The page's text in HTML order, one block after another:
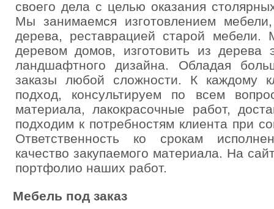
своего дела с целью оказания
Мы занимаемся изготовлением
дерева, реставрацией старой мебели.
деревом домов, изготовить из дерева
ландшафтного дизайна. Обладая
заказы любой сложности. К каждому
подход, консультируем по всем
материала, лакокрасочные работ,
подходим к потребностям клиента при
Ответственность ко срокам
качество закупаемого материала. На
портфолио наших работ.
Мебель под заказ